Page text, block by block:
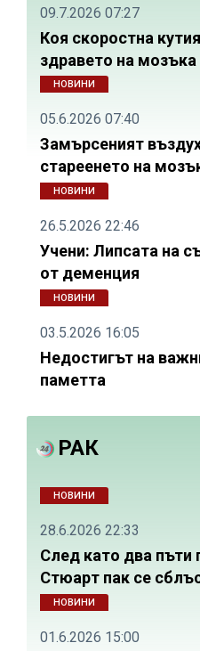
09.7.2026 07:27
Коя скоростна
здравето на мозъка
НОВИНИ
05.6.2026 07:40
Замърсеният
стареенето на
НОВИНИ
26.5.2026 22:46
Учени: Липсата на
от деменция
НОВИНИ
03.5.2026 16:05
Недостигът на
паметта
РАК
НОВИНИ
28.6.2026 22:33
След като два пъти
Стюарт пак се
НОВИНИ
01.6.2026 15:00